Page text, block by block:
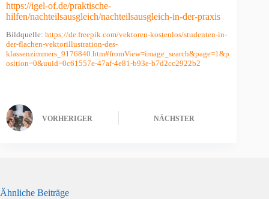
https://igel-of.de/praktische-
hilfen/nachteilsausgleich/nachteilsausgleich-in-der-praxis
Bildquelle: https://de.freepik.com/vektoren-kostenlos/studenten-in-
der-flachen-vektorillustration-des-
klassenzimmers_9176840.htm#fromView=image_search&page=1&p
osition=0&uuid=0c61557e-47af-4e81-b93e-b7d2cc2922b2
VORHERIGER NÄCHSTER
Ähnliche Beiträge